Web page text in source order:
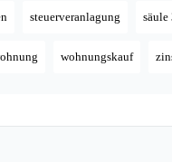
steuerveranlagung säule
wohnungskauf